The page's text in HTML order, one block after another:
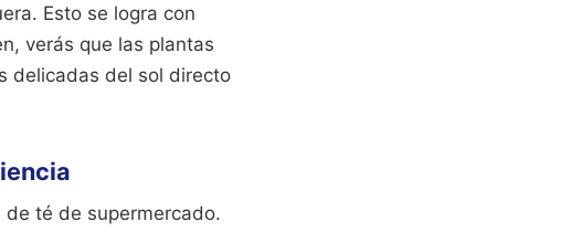
Esto se logra con
verás que las plantas
delicadas del sol directo
té de supermercado.